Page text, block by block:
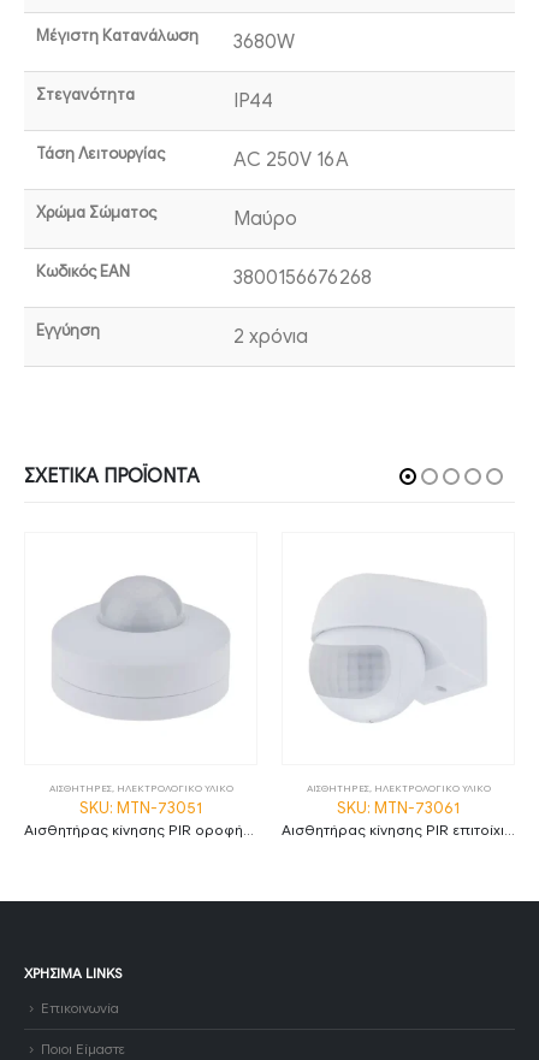
Μέγιστη Κατανάλωση 3680W
Στεγανότητα IP44
Τάση Λειτουργίας AC 250V 16A
Χρώμα Σώματος Μαύρο
Κωδικός EAN 3800156676268
Εγγύηση 2 χρόνια
ΣΧΕΤΙΚΆ ΠΡΟΪΌΝΤΑ
ΑΙΣΘΗΤΗΡΕΣ, ΗΛΕΚΤΡΟΛΟΓΙΚΟ ΥΛΙΚΟ
SKU: MTN-73051
ΑΙΣΘΗΤΗΡΕΣ, ΗΛΕΚΤΡΟΛΟΓΙΚΟ ΥΛΙΚΟ
SKU: MTN-73061
ΧΡΉΣΙΜΑ LINKS
Επικοινωνία
Ποιοι Είμαστε